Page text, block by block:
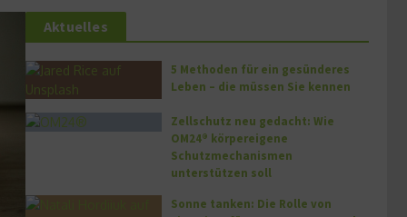
Aktuelles
5 Methoden für ein gesünderes
Leben – die müssen Sie kennen
Zellschutz neu gedacht: Wie
OM24® körpereigene
Schutzmechanismen
unterstützen soll
Sonne tanken: Die Rolle von